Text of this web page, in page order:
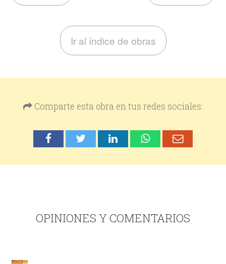
Ir al índice de obras
Comparte esta obra en tus redes sociales:
OPINIONES Y COMENTARIOS